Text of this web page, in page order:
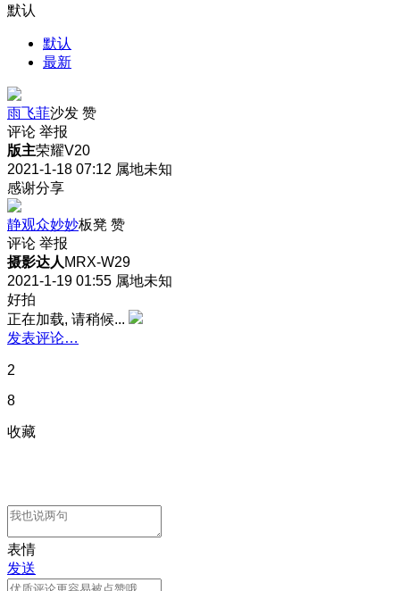
默认
默认
最新
雨飞菲沙发 赞
评论 举报
版主荣耀V20
2021-1-18 07:12 属地未知
感谢分享
静观众妙妙板凳 赞
评论 举报
摄影达人 MRX-W29
2021-1-19 01:55 属地未知
好拍
正在加载, 请稍候...
发表评论…
2
8
收藏
表情
发送